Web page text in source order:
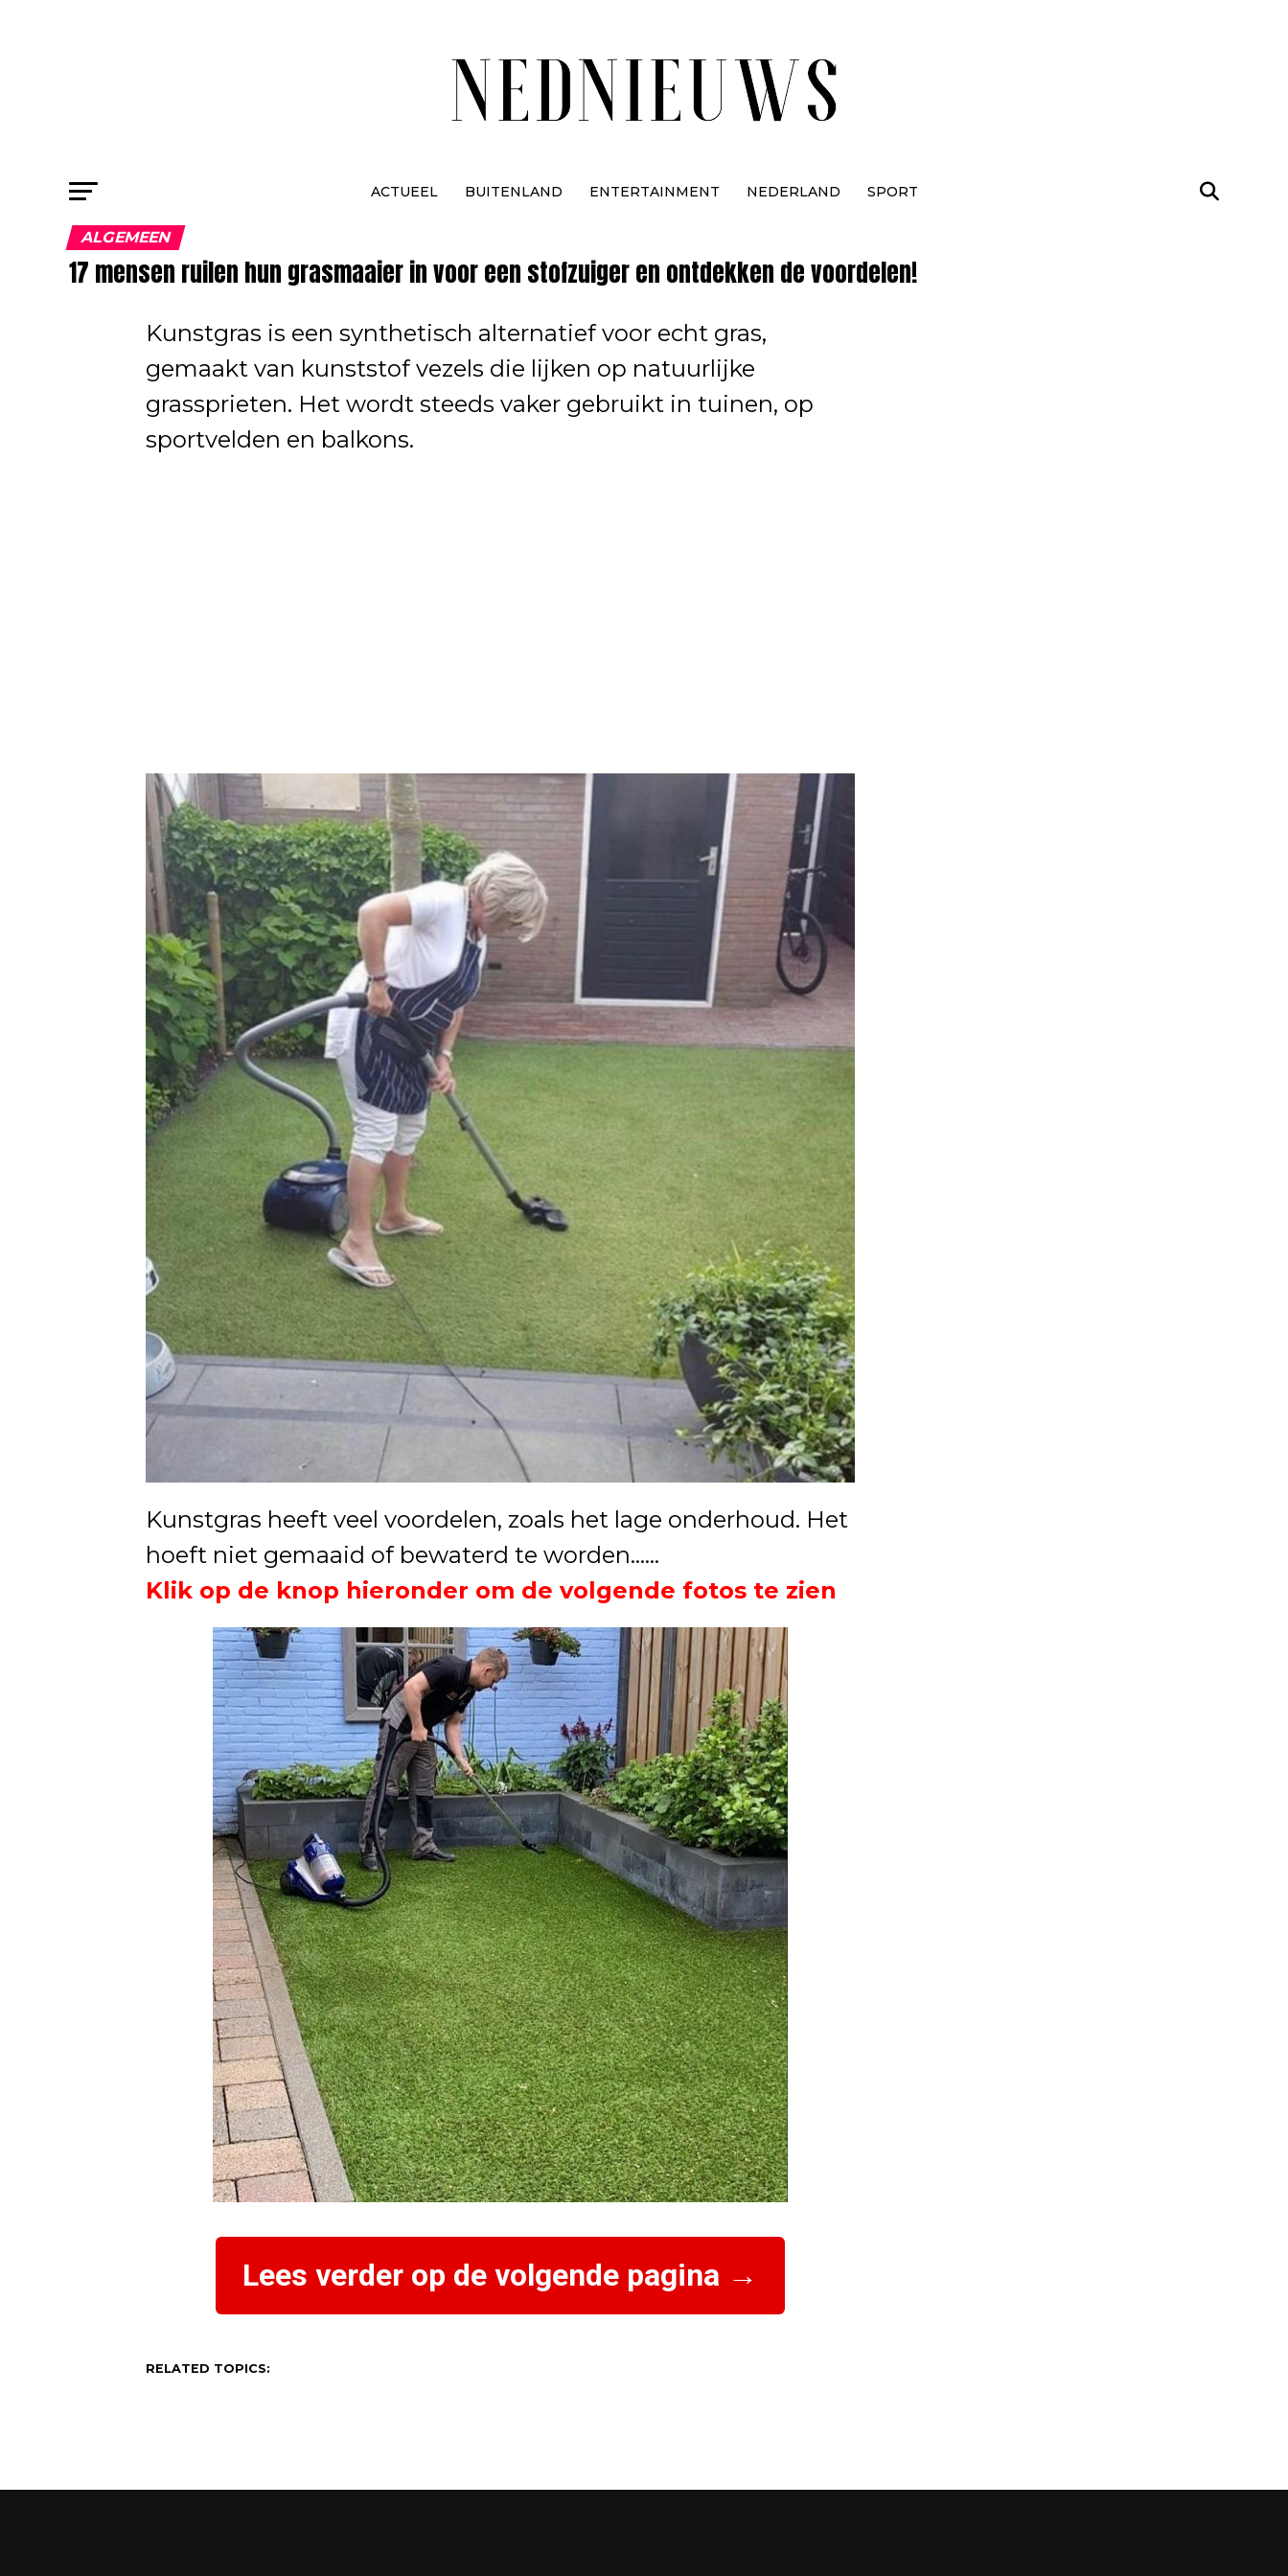
ACTUEEL BUITENLAND ENTERTAINMENT NEDERLAND SPORT
ALGEMEEN
17 mensen ruilen hun grasmaaier in voor een stofzuiger en ontdekken de voordelen!
Kunstgras is een synthetisch alternatief voor echt gras,
gemaakt van kunststof vezels die lijken op natuurlijke
grassprieten. Het wordt steeds vaker gebruikt in tuinen, op
sportvelden en balkons.
Kunstgras heeft veel voordelen, zoals het lage onderhoud. Het
hoeft niet gemaaid of bewaterd te worden……
Klik op de knop hieronder om de volgende fotos te zien
Lees verder op de volgende pagina →
RELATED TOPICS: